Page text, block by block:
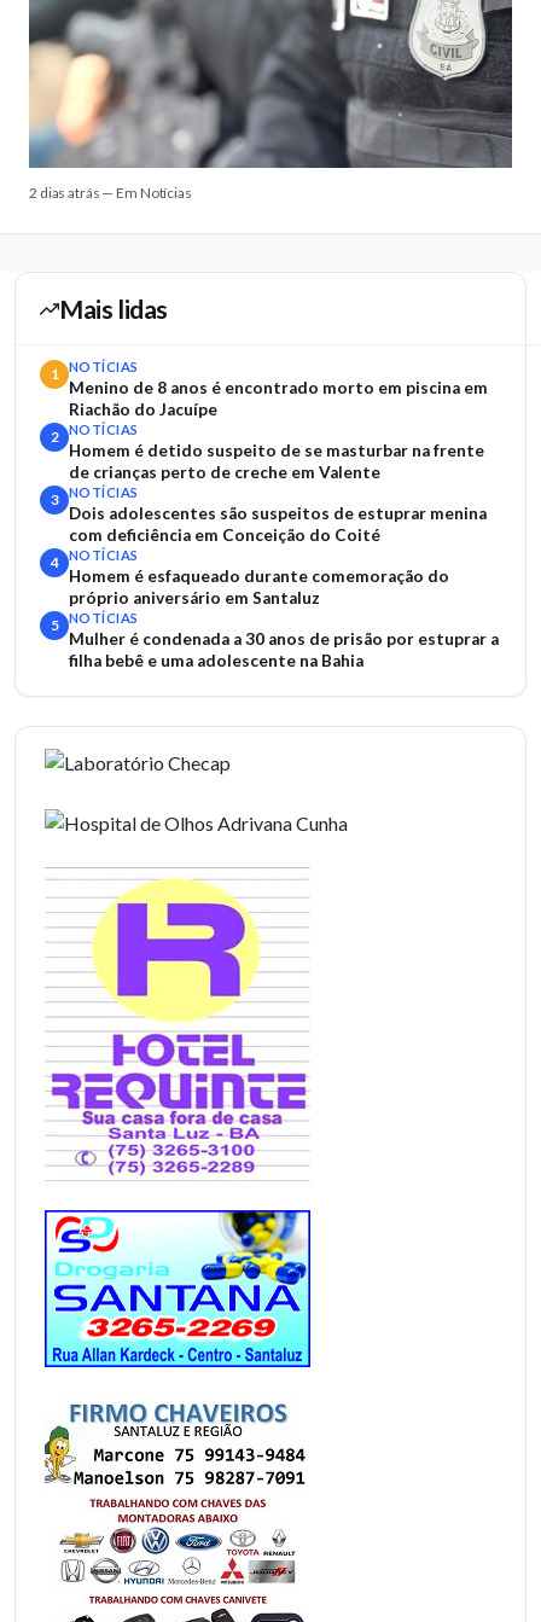
2 dias atrás — Em Notícias
Mais lidas
1 NOTÍCIAS
Menino de 8 anos é encontrado morto em piscina em
Riachão do Jacuípe
2 NOTÍCIAS
Homem é detido suspeito de se masturbar na frente
de crianças perto de creche em Valente
3 NOTÍCIAS
Dois adolescentes são suspeitos de estuprar menina
com deficiência em Conceição do Coité
4 NOTÍCIAS
Homem é esfaqueado durante comemoração do
próprio aniversário em Santaluz
5 NOTÍCIAS
Mulher é condenada a 30 anos de prisão por estuprar a
filha bebê e uma adolescente na Bahia